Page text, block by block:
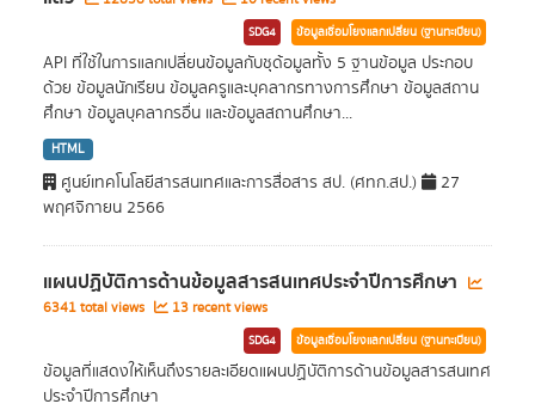
SDG4 ข้อมูลเชื่อมโยงแลกเปลี่ยน (ฐานทะเบียน)
API ที่ใช้ในการแลกเปลี่ยนข้อมูลกับชุด้อมูลทั้ง 5 ฐานข้อมูล ประกอบ
ด้วย ข้อมูลนักเรียน ข้อมูลครูและบุคลากรทางการศึกษา ข้อมูลสถาน
ศึกษา ข้อมูลบุคลากรอื่น และข้อมูลสถานศึกษา...
HTML
ศูนย์เทคโนโลยีสารสนเทศและการสื่อสาร สป. (ศทก.สป.)
27
พฤศจิกายน 2566
แผนปฏิบัติการด้านข้อมูลสารสนเทศประจำปีการศึกษา
6341 total views 13 recent views
SDG4 ข้อมูลเชื่อมโยงแลกเปลี่ยน (ฐานทะเบียน)
ข้อมูลที่แสดงให้เห็นถึงรายละเอียดแผนปฏิบัติการด้านข้อมูลสารสนเทศ
ประจำปีการศึกษา